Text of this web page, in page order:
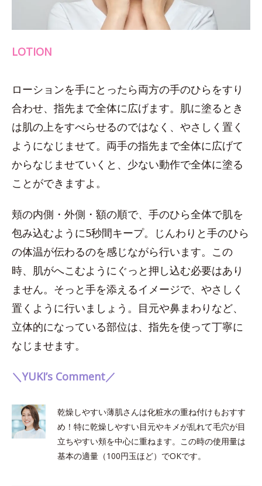
LOTION
ローションを手にとったら両方の手のひらをすり
合わせ、指先まで全体に広げます。肌に塗るとき
は肌の上をすべらせるのではなく、やさしく置く
ようになじませて。両手の指先まで全体に広げて
からなじませていくと、少ない動作で全体に塗る
ことができますよ。
頬の内側・外側・額の順で、手のひら全体で肌を
包み込むように5秒間キープ。じんわりと手のひら
の体温が伝わるのを感じながら行います。この
時、肌がへこむようにぐっと押し込む必要はあり
ません。そっと手を添えるイメージで、やさしく
置くように行いましょう。目元や鼻まわりなど、
立体的になっている部位は、指先を使って丁寧に
なじませます。
＼YUKI’s Comment／
乾燥しやすい薄肌さんは化粧水の重ね付けもおすす
め！特に乾燥しやすい目元やキメが乱れて毛穴が目
立ちやすい頬を中心に重ねます。この時の使用量は
基本の適量（100円玉ほど）でOKです。